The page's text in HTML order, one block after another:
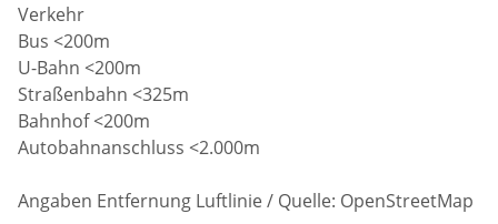
Verkehr
Bus <200m
U-Bahn <200m
Straßenbahn <325m
Bahnhof <200m
Autobahnanschluss <2.000m
Angaben Entfernung Luftlinie / Quelle: OpenStreetMap